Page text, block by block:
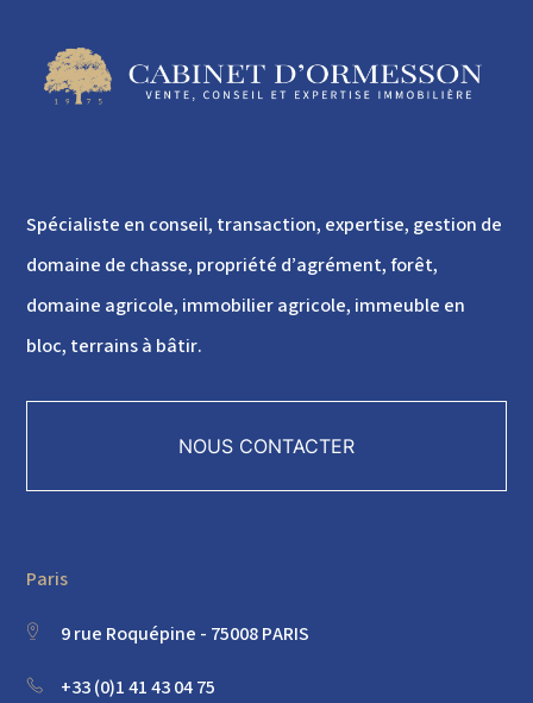
Spécialiste en conseil, transaction, expertise, gestion de
domaine de chasse, propriété d’agrément, forêt,
domaine agricole, immobilier agricole, immeuble en
bloc, terrains à bâtir.
NOUS CONTACTER
Paris
9 rue Roquépine - 75008 PARIS
+33 (0)1 41 43 04 75